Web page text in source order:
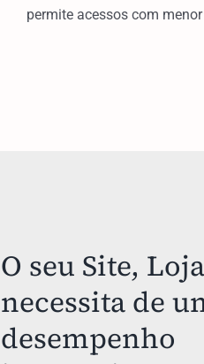
permite acessos com
O seu Site,
necessita de
desempenho